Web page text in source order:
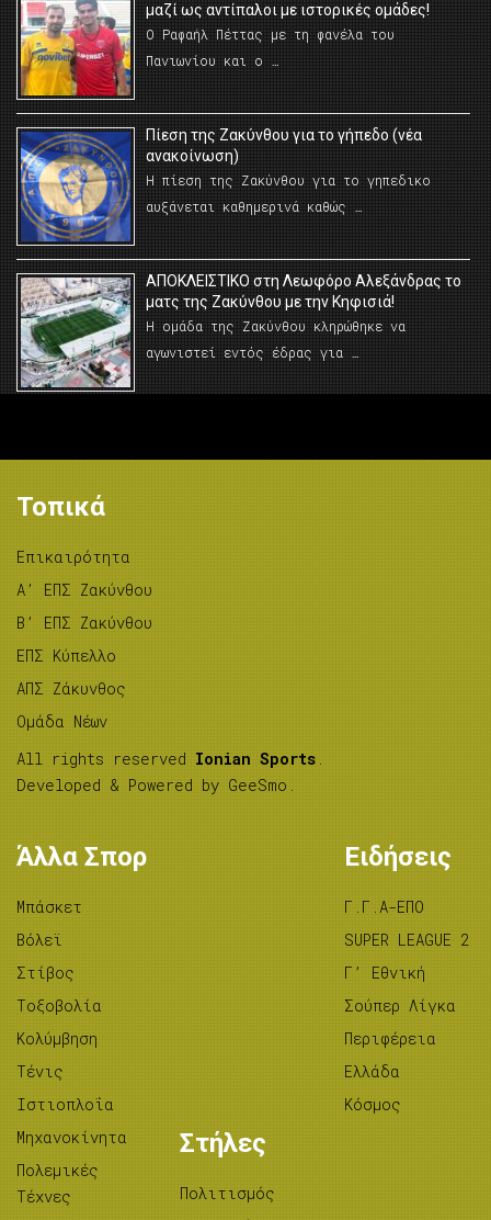
μαζί ως αντίπαλοι με ιστορικές ομάδες!
Ο Ραφαήλ Πέττας με τη φανέλα του
Πανιωνίου και ο …
Πίεση της Ζακύνθου για το γήπεδο (νέα
ανακοίνωση)
Η πίεση της Ζακύνθου για το γηπεδικο
αυξάνεται καθημερινά καθώς …
AΠΟΚΛΕΙΣΤΙΚΟ στη Λεωφόρο Αλεξάνδρας το
ματς της Ζακύνθου με την Κηφισιά!
Η ομάδα της Ζακύνθου κληρώθηκε να
αγωνιστεί εντός έδρας για …
Τοπικά
Επικαιρότητα
A’ ΕΠΣ Ζακύνθου
B’ ΕΠΣ Ζακύνθου
ΕΠΣ Κύπελλο
ΑΠΣ Ζάκυνθος
Ομάδα Νέων
All rights reserved Ionian Sports .
Developed & Powered by GeeSmo .
Άλλα Σπορ
Μπάσκετ
Βόλεϊ
Στίβος
Tοξοβολία
Κολύμβηση
Τένις
Ιστιοπλοΐα
Μηχανοκίνητα
Πολεμικές
Τέχνες
Ειδήσεις
Γ.Γ.Α-ΕΠΟ
SUPER LEAGUE 2
Γ’ Εθνική
Σούπερ Λίγκα
Περιφέρεια
Ελλάδα
Κόσμος
Στήλες
Πολιτισμός